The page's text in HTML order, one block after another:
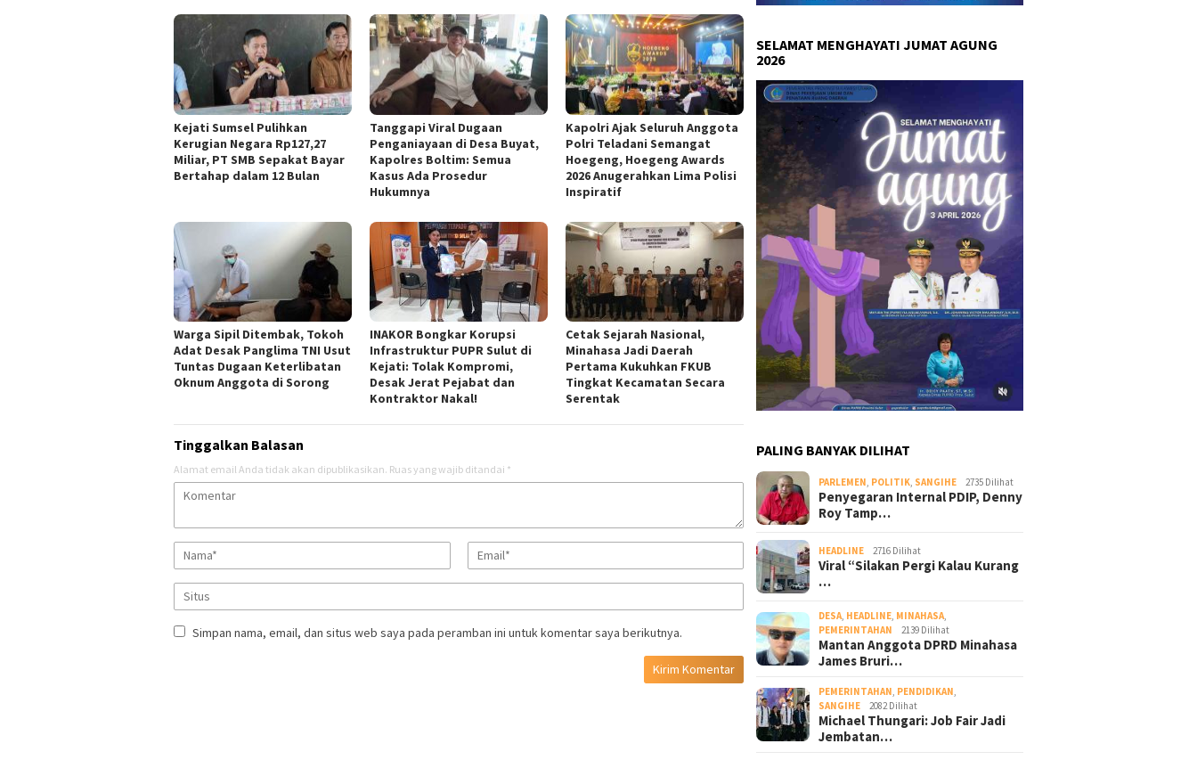
Kejati Sumsel Pulihkan
Kerugian Negara Rp127,27
Miliar, PT SMB Sepakat Bayar
Bertahap dalam 12 Bulan
Tanggapi Viral Dugaan
Penganiayaan di Desa Buyat,
Kapolres Boltim: Semua
Kasus Ada Prosedur
Hukumnya
Kapolri Ajak Seluruh Anggota
Polri Teladani Semangat
Hoegeng, Hoegeng Awards
2026 Anugerahkan Lima Polisi
Inspiratif
Warga Sipil Ditembak, Tokoh
Adat Desak Panglima TNI Usut
Tuntas Dugaan Keterlibatan
Oknum Anggota di Sorong
INAKOR Bongkar Korupsi
Infrastruktur PUPR Sulut di
Kejati: Tolak Kompromi,
Desak Jerat Pejabat dan
Kontraktor Nakal!
Cetak Sejarah Nasional,
Minahasa Jadi Daerah
Pertama Kukuhkan FKUB
Tingkat Kecamatan Secara
Serentak
Tinggalkan Balasan
Alamat email Anda tidak akan dipublikasikan. Ruas yang wajib ditandai *
Simpan nama, email, dan situs web saya pada peramban ini untuk komentar saya berikutnya.
SELAMAT MENGHAYATI JUMAT AGUNG
2026
PALING BANYAK DILIHAT
PARLEMEN, POLITIK, SANGIHE 2735 Dilihat
Penyegaran Internal PDIP, Denny
Roy Tamp…
HEADLINE 2716 Dilihat
Viral “Silakan Pergi Kalau Kurang
…
DESA, HEADLINE, MINAHASA,
PEMERINTAHAN
2139 Dilihat
Mantan Anggota DPRD Minahasa
James Bruri…
PEMERINTAHAN, PENDIDIKAN,
SANGIHE
2082 Dilihat
Michael Thungari: Job Fair Jadi
Jembatan…